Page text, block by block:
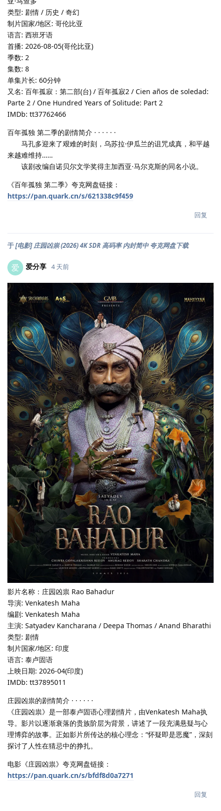
类型: 剧情 / 历史 / 奇幻
制片国家/地区: 哥伦比亚
语言: 西班牙语
首播: 2026-08-05(哥伦比亚)
季数: 2
集数: 8
单集片长: 60分钟
又名: 百年孤寂：第二部(台) / 百年孤寂2 / Cien años de soledad:
Parte 2 / One Hundred Years of Solitude: Part 2
IMDb: tt37762466
百年孤独 第二季的剧情简介 · · · · · ·
马孔多迎来了艰难的时刻，乌苏拉·伊瓜兰的诅咒成真，和平越
来越难维持……
该剧改编自诺贝尔文学奖得主加西亚·马尔克斯的同名小说。
《百年孤独 第二季》夸克网盘链接：
https://pan.quark.cn/s/621338c9f459
回复
于[电影] 庄园凶祟 (2026) 4K SDR 高码率 内封简中 夸克网盘下载
爱 爱分享 4 天前
影片名称：庄园凶祟 Rao Bahadur
导演: Venkatesh Maha
编剧: Venkatesh Maha
主演: Satyadev Kancharana / Deepa Thomas / Anand Bharathi
类型: 剧情
制片国家/地区: 印度
语言: 泰卢固语
上映日期: 2026-04(印度)
IMDb: tt37895011
庄园凶祟的剧情简介 · · · · · ·
《庄园凶祟》是一部泰卢固语心理剧情片，由Venkatesh Maha执
导。影片以逐渐衰落的贵族阶层为背景，讲述了一段充满悬疑与心
理博弈的故事。正如影片所传达的核心理念：“怀疑即是恶魔”，深刻
探讨了人性在猜忌中的挣扎。
电影《庄园凶祟》夸克网盘链接：
https://pan.quark.cn/s/bfdf8d0a7271
回复